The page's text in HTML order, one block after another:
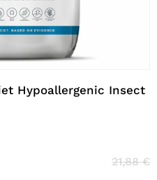
Hypoallergenic Insect
21,88€